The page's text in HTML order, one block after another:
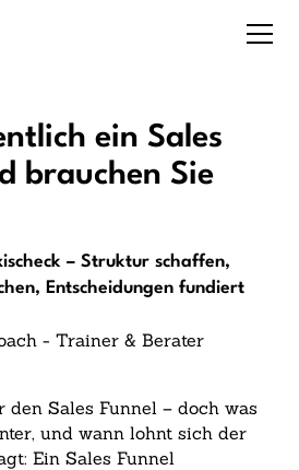
ein Sales
brauchen Sie
– Struktur schaffen,
Entscheidungen fundiert
- Trainer & Berater
Sales Funnel – doch was
und wann lohnt sich der
Ein Sales Funnel